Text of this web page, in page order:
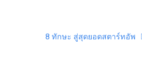
8 ทักษะ สู่สุดยอดสตาร์ทอัพ